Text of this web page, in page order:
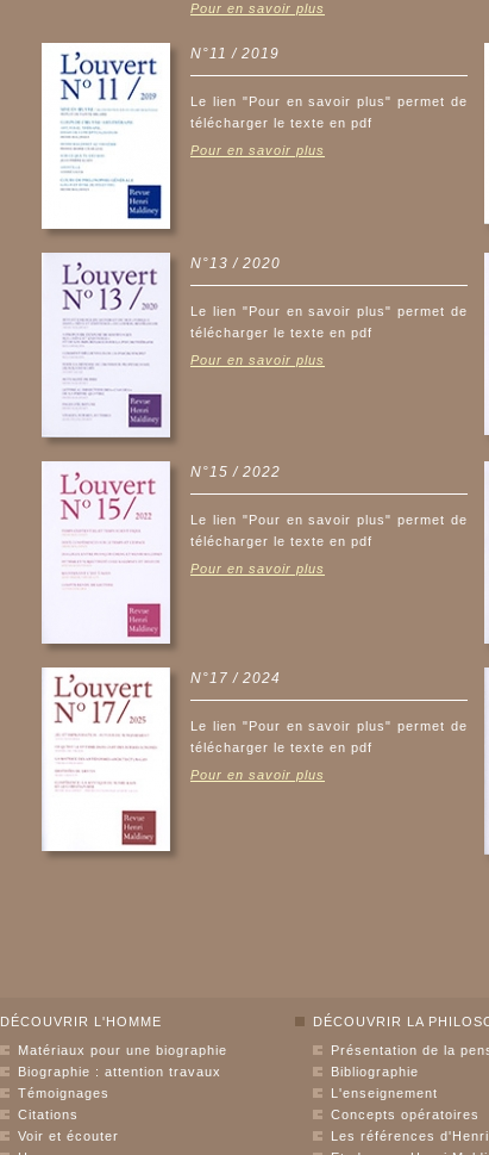
Pour en savoir plus
N°11 / 2019
Le lien "Pour en savoir plus" permet de
télécharger le texte en pdf
Pour en savoir plus
N°13 / 2020
Le lien "Pour en savoir plus" permet de
télécharger le texte en pdf
Pour en savoir plus
N°15 / 2022
Le lien "Pour en savoir plus" permet de
télécharger le texte en pdf
Pour en savoir plus
N°17 / 2024
Le lien "Pour en savoir plus" permet de
télécharger le texte en pdf
Pour en savoir plus
DÉCOUVRIR L'HOMME
Matériaux pour une biographie
Biographie : attention travaux
Témoignages
Citations
Voir et écouter
DÉCOUVRIR LA
Présentation de la
Bibliographie
L'enseignement
Concepts opératoires
Les références